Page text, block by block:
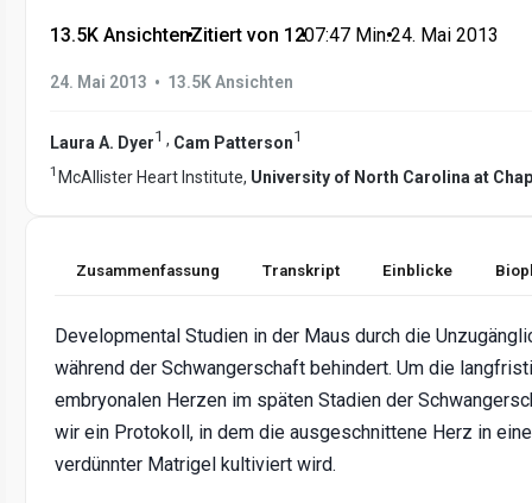
13.5K Ansichten•Zitiert von 12•07:47 Min.•24. Mai 2013
24. Mai 2013 • 13.5K Ansichten
Laura A. Dyer1 , Cam Patterson1
1 McAllister Heart Institute, University of North Carolina at
Zusammenfassung Transkript Einblicke
Developmental Studien in der Maus durch die
während der Schwangerschaft behindert. Um die
embryonalen Herzen im späten Stadien der
wir ein Protokoll, in dem die ausgeschnittene Herz in
verdünnter Matrigel kultiviert wird.